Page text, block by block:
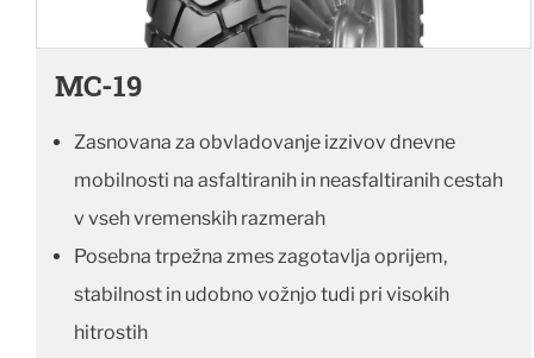
MC-19
Zasnovana za obvladovanje izzivov dnevne
mobilnosti na asfaltiranih in neasfaltiranih cestah
v vseh vremenskih razmerah
Posebna trpežna zmes zagotavlja oprijem,
stabilnost in udobno vožnjo tudi pri visokih
hitrostih